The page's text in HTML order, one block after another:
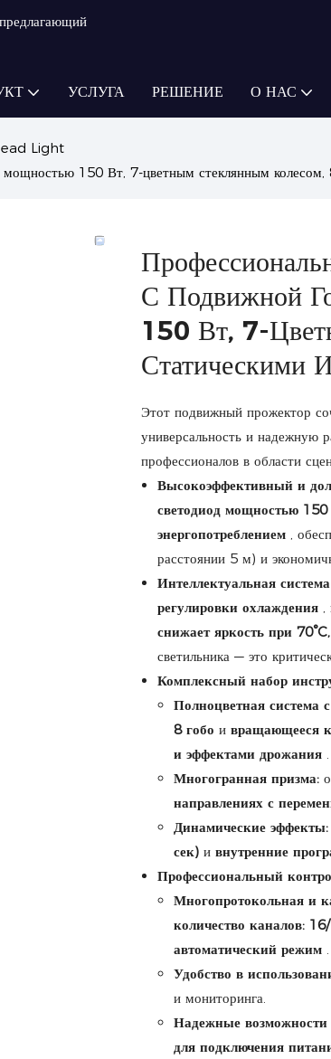
УСЛУГА РЕШЕНИЕ О НАС
Light
150 Вт, 7-цветным стеклянным
С Подвижной
150 Вт, 7-
Статическими
Этот подвижный прожектор
универсальность и надежную
профессионалов в области
Высокоэффективный и
светодиод мощностью 150
энергопотреблением ,
расстоянии 5 м) и
Интеллектуальная
регулировки охлаждения ,
снижает яркость при 70°C,
светильника — это
Комплексный набор
Полноцветная система
8 гобо и вращающееся
и эффектами дрожания .
Многогранная призма:
направлениях с
Динамические эффекты:
сек) и внутренние
Профессиональный
Многопротокольная и
количество каналов:
автоматический режим .
Удобство в
и мониторинга.
Надежные возможности
для подключения